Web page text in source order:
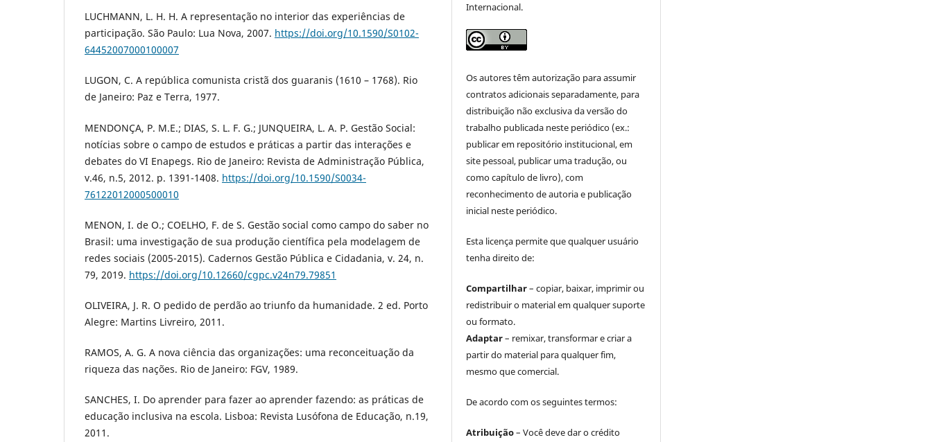
LUCHMANN, L. H. H. A representação no interior das experiências de
participação. São Paulo: Lua Nova, 2007. https://doi.org/10.1590/S0102-
64452007000100007
LUGON, C. A república comunista cristã dos guaranis (1610 – 1768). Rio
de Janeiro: Paz e Terra, 1977.
MENDONÇA, P. M.E.; DIAS, S. L. F. G.; JUNQUEIRA, L. A. P. Gestão Social:
notícias sobre o campo de estudos e práticas a partir das interações e
debates do VI Enapegs. Rio de Janeiro: Revista de Administração Pública,
v.46, n.5, 2012. p. 1391-1408. https://doi.org/10.1590/S0034-
76122012000500010
MENON, I. de O.; COELHO, F. de S. Gestão social como campo do saber no
Brasil: uma investigação de sua produção científica pela modelagem de
redes sociais (2005-2015). Cadernos Gestão Pública e Cidadania, v. 24, n.
79, 2019. https://doi.org/10.12660/cgpc.v24n79.79851
OLIVEIRA, J. R. O pedido de perdão ao triunfo da humanidade. 2 ed. Porto
Alegre: Martins Livreiro, 2011.
RAMOS, A. G. A nova ciência das organizações: uma reconceituação da
riqueza das nações. Rio de Janeiro: FGV, 1989.
SANCHES, I. Do aprender para fazer ao aprender fazendo: as práticas de
educação inclusiva na escola. Lisboa: Revista Lusófona de Educação, n.19,
2011.
Internacional.
Os autores têm autorização para assumir
contratos adicionais separadamente, para
distribuição não exclusiva da versão do
trabalho publicada neste periódico (ex.:
publicar em repositório institucional, em
site pessoal, publicar uma tradução, ou
como capítulo de livro), com
reconhecimento de autoria e publicação
inicial neste periódico.
Esta licença permite que qualquer usuário
tenha direito de:
Compartilhar– copiar, baixar, imprimir ou
redistribuir o material em qualquer suporte
ou formato.
Adaptar– remixar, transformar e criar a
partir do material para qualquer fim,
mesmo que comercial.
De acordo com os seguintes termos:
Atribuição– Você deve dar o crédito